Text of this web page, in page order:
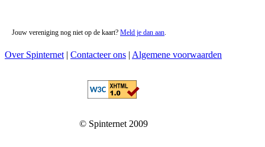
Jouw vereniging nog niet op de kaart? Meld je dan aan.
Over Spinternet | Contacteer ons | Algemene voorwaarden
© Spinternet 2009